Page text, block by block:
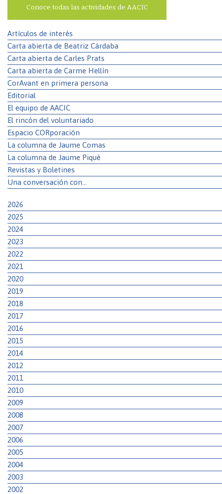
Conoce todas las actividades de AACIC
Artículos de interés
Carta abierta de Beatriz Cárdaba
Carta abierta de Carles Prats
Carta abierta de Carme Hellín
CorAvant en primera persona
Editorial
El equipo de AACIC
El rincón del voluntariado
Espacio CORporación
La columna de Jaume Comas
La columna de Jaume Piqué
Revistas y Boletines
Una conversación con…
2026
2025
2024
2023
2022
2021
2020
2019
2018
2017
2016
2015
2014
2012
2011
2010
2009
2008
2007
2006
2005
2004
2003
2002